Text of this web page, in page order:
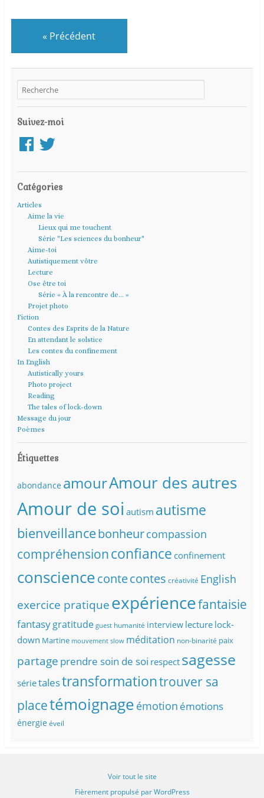
« Précédent
Suivez-moi
FacebookTwitter
Catégories
Articles
Aime la vie
Lieux qui me touchent
Série "Les sciences du bonheur"
Aime-toi
Autistiquement vôtre
Lecture
Ose être toi
Série « À la rencontre de… »
Projet photo
Fiction
Contes des Esprits de la Nature
En attendant le solstice
Les contes du confinement
In English
Autistically yours
Photo project
Reading
The tales of lock-down
Message du jour
Poèmes
Étiquettes
abondance amourAmour des autres
Amour de soi autism autisme
bienveillancebonheurcompassion
compréhensionconfiance confinement
consciencecontecontes créativité English
exercice pratique expériencefantaisie
fantasy gratitude guest humanité interview lecture lock-
down Martine mouvement slow méditation non-binarité paix
partage prendre soin de soi respect sagesse
sérietalestransformationtrouver sa
placetémoignage émotion émotions
énergie éveil
Voir tout le site
Fièrement propulsé par WordPress